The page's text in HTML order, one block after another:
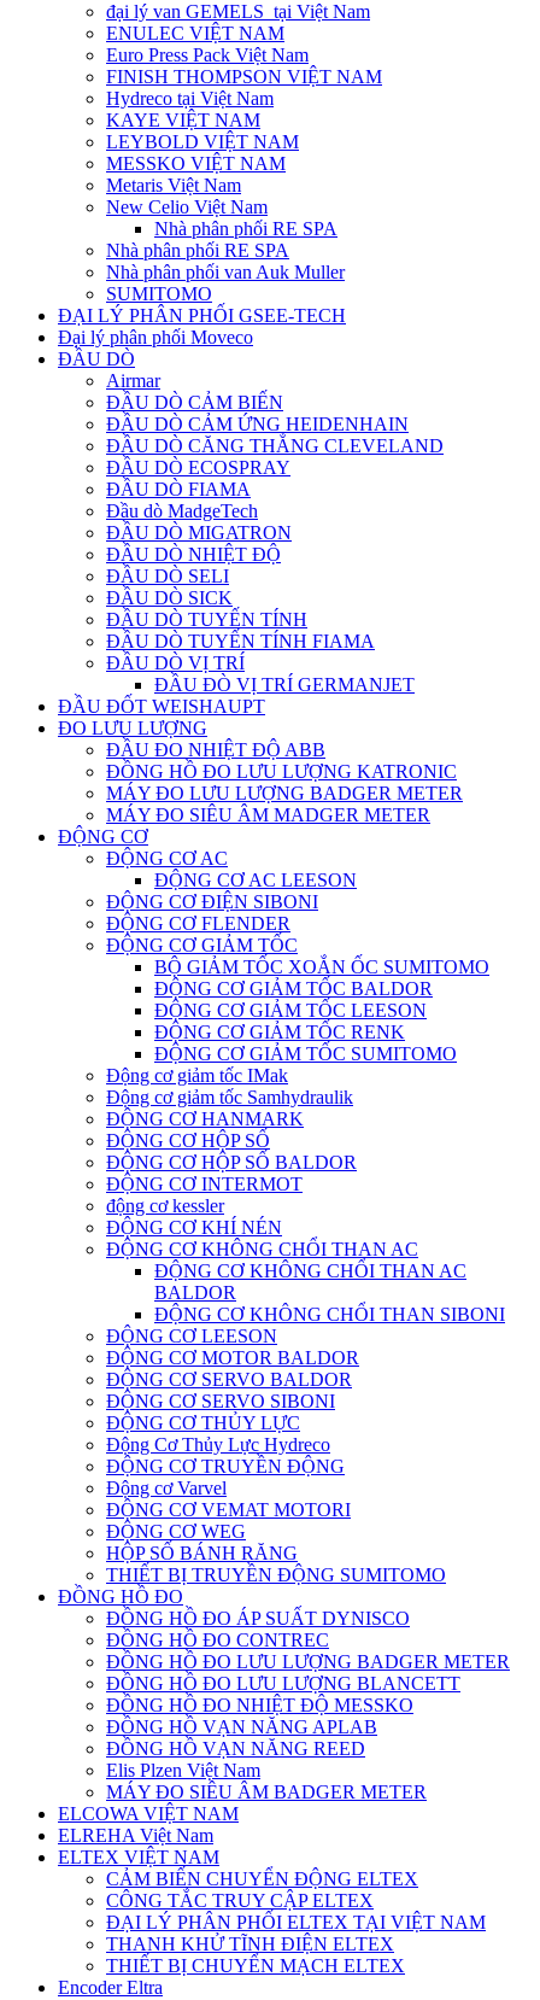
đại lý van GEMELS tại Việt Nam
ENULEC VIỆT NAM
Euro Press Pack Việt Nam
FINISH THOMPSON VIỆT NAM
Hydreco tại Việt Nam
KAYE VIỆT NAM
LEYBOLD VIỆT NAM
MESSKO VIỆT NAM
Metaris Việt Nam
New Celio Việt Nam
Nhà phân phối RE SPA
Nhà phân phối RE SPA
Nhà phân phối van Auk Muller
SUMITOMO
ĐẠI LÝ PHÂN PHỐI GSEE-TECH
Đại lý phân phối Moveco
ĐẦU DÒ
Airmar
ĐẦU DÒ CẢM BIẾN
ĐẦU DÒ CẢM ỨNG HEIDENHAIN
ĐẦU DÒ CĂNG THẲNG CLEVELAND
ĐẦU DÒ ECOSPRAY
ĐẦU DÒ FIAMA
Đầu dò MadgeTech
ĐẦU DÒ MIGATRON
ĐẦU DÒ NHIỆT ĐỘ
ĐẦU DÒ SELI
ĐẦU DÒ SICK
ĐẦU DÒ TUYẾN TÍNH
ĐẦU DÒ TUYẾN TÍNH FIAMA
ĐẦU DÒ VỊ TRÍ
ĐẦU ĐÒ VỊ TRÍ GERMANJET
ĐẦU ĐỐT WEISHAUPT
ĐO LƯU LƯỢNG
ĐẦU ĐO NHIỆT ĐỘ ABB
ĐỒNG HỒ ĐO LƯU LƯỢNG KATRONIC
MÁY ĐO LƯU LƯỢNG BADGER METER
MÁY ĐO SIÊU ÂM MADGER METER
ĐỘNG CƠ
ĐỘNG CƠ AC
ĐỘNG CƠ AC LEESON
ĐỘNG CƠ ĐIỆN SIBONI
ĐỘNG CƠ FLENDER
ĐỘNG CƠ GIẢM TỐC
BỘ GIẢM TỐC XOẮN ỐC SUMITOMO
ĐỘNG CƠ GIẢM TỐC BALDOR
ĐỘNG CƠ GIẢM TỐC LEESON
ĐỘNG CƠ GIẢM TỐC RENK
ĐỘNG CƠ GIẢM TỐC SUMITOMO
Động cơ giảm tốc IMak
Động cơ giảm tốc Samhydraulik
ĐỘNG CƠ HANMARK
ĐỘNG CƠ HỘP SỐ
ĐỘNG CƠ HỘP SỐ BALDOR
ĐỘNG CƠ INTERMOT
động cơ kessler
ĐỘNG CƠ KHÍ NÉN
ĐỘNG CƠ KHÔNG CHỔI THAN AC
ĐỘNG CƠ KHÔNG CHỔI THAN AC
BALDOR
ĐỘNG CƠ KHÔNG CHỔI THAN SIBONI
ĐỘNG CƠ LEESON
ĐỘNG CƠ MOTOR BALDOR
ĐỘNG CƠ SERVO BALDOR
ĐỘNG CƠ SERVO SIBONI
ĐỘNG CƠ THỦY LỰC
Động Cơ Thủy Lực Hydreco
ĐỘNG CƠ TRUYỀN ĐỘNG
Động cơ Varvel
ĐỘNG CƠ VEMAT MOTORI
ĐỘNG CƠ WEG
HỘP SỐ BÁNH RĂNG
THIẾT BỊ TRUYỀN ĐỘNG SUMITOMO
ĐỒNG HỒ ĐO
ĐỒNG HỒ ĐO ÁP SUẤT DYNISCO
ĐỒNG HỒ ĐO CONTREC
ĐỒNG HỒ ĐO LƯU LƯỢNG BADGER METER
ĐỒNG HỒ ĐO LƯU LƯỢNG BLANCETT
ĐỒNG HỒ ĐO NHIỆT ĐỘ MESSKO
ĐỒNG HỒ VẠN NĂNG APLAB
ĐỒNG HỒ VẠN NĂNG REED
Elis Plzen Việt Nam
MÁY ĐO SIÊU ÂM BADGER METER
ELCOWA VIỆT NAM
ELREHA Việt Nam
ELTEX VIỆT NAM
CẢM BIẾN CHUYỂN ĐỘNG ELTEX
CÔNG TẮC TRUY CẬP ELTEX
ĐẠI LÝ PHÂN PHỐI ELTEX TẠI VIỆT NAM
THANH KHỬ TĨNH ĐIỆN ELTEX
THIẾT BỊ CHUYỂN MẠCH ELTEX
Encoder Eltra